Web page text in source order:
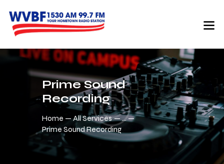
Prime Sound
Recording
Home All Services
...
Prime Sound Recording